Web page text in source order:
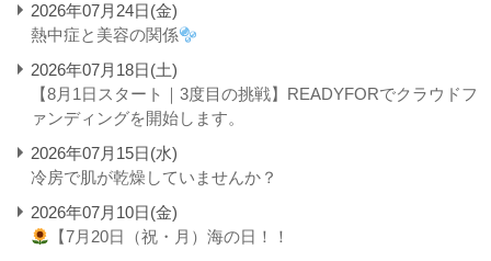
2026年07月24日(金)
熱中症と美容の関係
2026年07月18日(土)
【8月1日スタート｜3度目の挑戦】READYFORでクラウドフ
ァンディングを開始します。
2026年07月15日(水)
冷房で肌が乾燥していませんか？
2026年07月10日(金)
【7月20日（祝・月）海の日！！